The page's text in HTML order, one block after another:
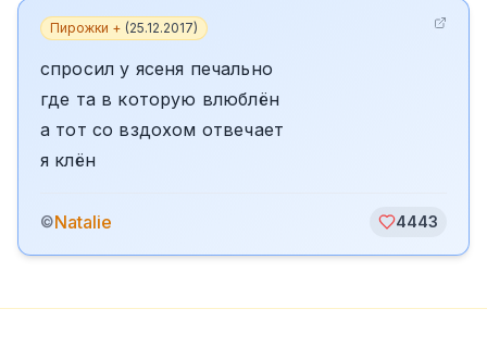
Пирожки + (25.12.2017)
спросил у ясеня печально
где та в которую влюблён
а тот со вздохом отвечает
я клён
©Natalie 4443